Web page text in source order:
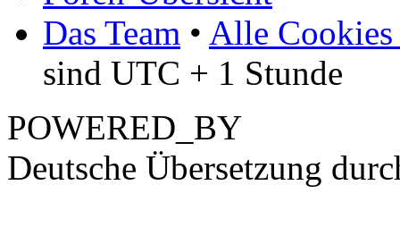
Das Team • Alle Cookies
sind UTC + 1 Stunde
POWERED_BY
Deutsche Übersetzung